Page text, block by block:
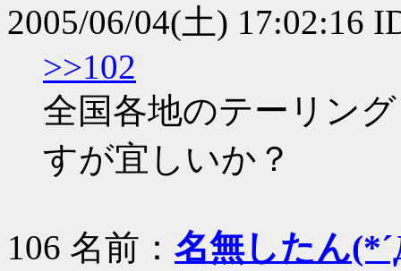
2005/06/04(土) 17:02:16
>>102
全国各地のテーリン
すが宜しいか？
106 名前： 名無したん